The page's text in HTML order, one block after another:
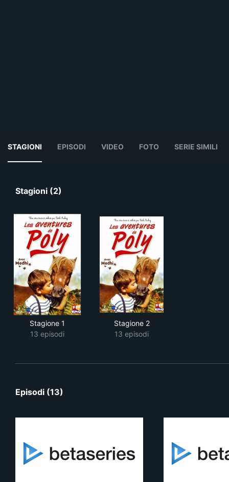
STAGIONI EPISODI VIDEO FOTO SERIE SIMILI
Stagioni (2)
Stagione 1
13 episodi
Stagione 2
13 episodi
Episodi (13)